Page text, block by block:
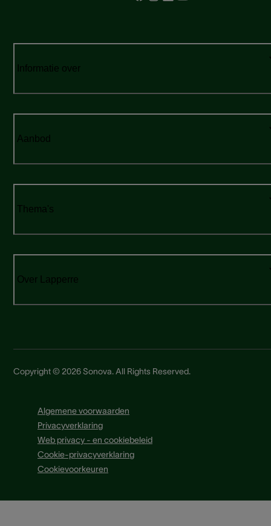
Informatie over
Aanbod
Thema's
Over Lapperre
Copyright © 2026 Sonova. All Rights Reserved.
Algemene voorwaarden
Privacyverklaring
Web privacy - en cookiebeleid
Cookie-privacyverklaring
Cookievoorkeuren